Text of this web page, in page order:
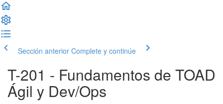
Sección anterior Complete y continúe
T-201 - Fundamentos de TOAD
Ágil y Dev/Ops